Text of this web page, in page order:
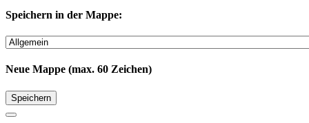
Speichern in der Mappe:
Neue Mappe (max. 60 Zeichen)
Speichern